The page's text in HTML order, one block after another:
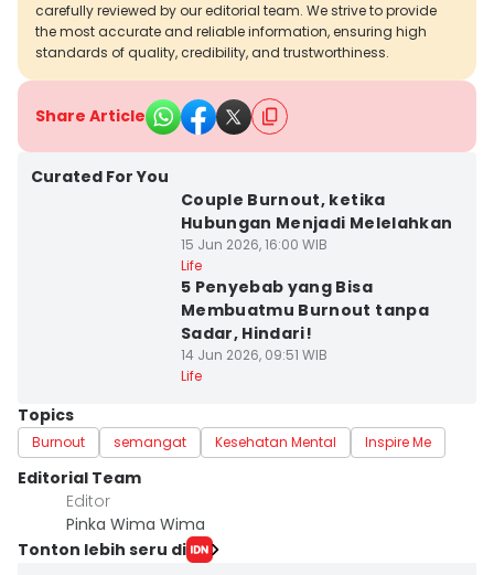
carefully reviewed by our editorial team. We strive to provide
the most accurate and reliable information, ensuring high
standards of quality, credibility, and trustworthiness.
Share Article
Curated For You
Couple Burnout, ketika
Hubungan Menjadi Melelahkan
15 Jun 2026, 16:00 WIB
Life
5 Penyebab yang Bisa
Membuatmu Burnout tanpa
Sadar, Hindari!
14 Jun 2026, 09:51 WIB
Life
Topics
Burnout semangat Kesehatan Mental Inspire Me
Editorial Team
Editor
Pinka Wima Wima
Tonton lebih seru di